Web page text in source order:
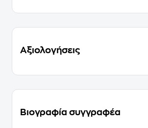
Αξιολογήσεις
Βιογραφία συγγραφέα